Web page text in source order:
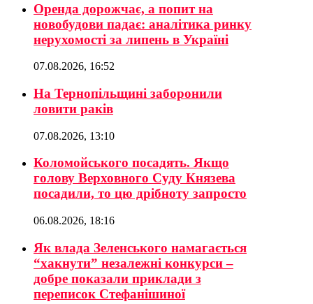
Оренда дорожчає, а попит на
новобудови падає: аналітика ринку
нерухомості за липень в Україні
07.08.2026, 16:52
На Тернопільщині заборонили
ловити раків
07.08.2026, 13:10
Коломойського посадять. Якщо
голову Верховного Суду Князева
посадили, то цю дрібноту запросто
06.08.2026, 18:16
Як влада Зеленського намагається
“хакнути” незалежні конкурси –
добре показали приклади з
переписок Стефанішиної